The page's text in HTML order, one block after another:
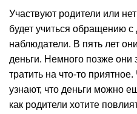
Участвуют родители или
будет учиться обращению
наблюдатели. В пять лет
деньги. Немного позже они
тратить на что-то
узнают, что деньги можно
как родители хотите